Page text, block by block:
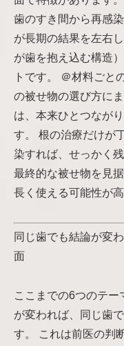
歯のすき間から再感
が長期の結果を左右
が歯を抱え込む構造
トです。 ＠材料ごと
の被せ物の選び方に
は、本来ひとつなが
す。 根の治療だけが
染すれば、せっかく
最終的な被せ物を見
長く使える可能性が高
同じ歯でも結論が変
面
ここまでの6つのテー
が変われば、同じ歯
す。 これは前医の判